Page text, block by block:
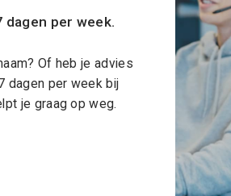
per week.
Of heb je advies
dagen per week bij
je graag op weg.